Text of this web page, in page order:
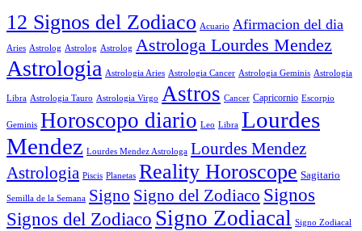
12 Signos del Zodiaco Acuario Afirmacion del dia
Aries Astrolog Astrolog Astrolog Astrologa Lourdes Mendez
Astrologia Astrologia Aries Astrologia Cancer Astrologia Geminis Astrologia
Libra Astrologia Tauro Astrologia Virgo Astros Cancer Capricornio Escorpio
Geminis Horoscopo diario Leo Libra Lourdes
Mendez Lourdes Mendez Astrologa Lourdes Mendez
Astrologia Piscis Planetas Reality Horoscope Sagitario
Semilla de la Semana Signo Signo del Zodiaco Signos
Signos del Zodiaco Signo Zodiacal Signo Zodiacal